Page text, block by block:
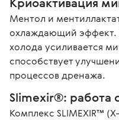
Ментол и
охлаждающий эффект.
холода усиливается
способствует
процессов дренажа.
Slimexir®: работа
Комплекс SLIMEXIR™